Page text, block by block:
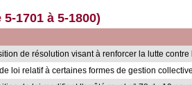
1701 à 5-1800)
de résolution visant à renforcer la lutte
loi relatif à certaines formes de gestion